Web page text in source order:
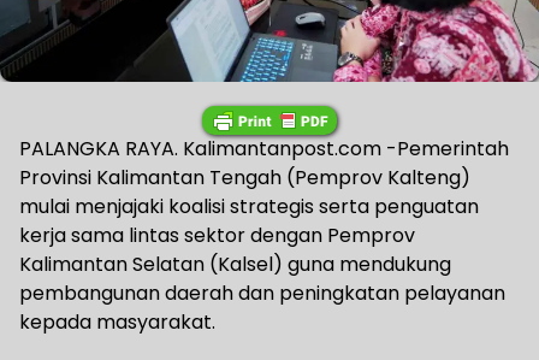
PALANGKA RAYA. Kalimantanpost.com -Pemerintah
Provinsi Kalimantan Tengah (Pemprov Kalteng)
mulai menjajaki koalisi strategis serta penguatan
kerja sama lintas sektor dengan Pemprov
Kalimantan Selatan (Kalsel) guna mendukung
pembangunan daerah dan peningkatan pelayanan
kepada masyarakat.